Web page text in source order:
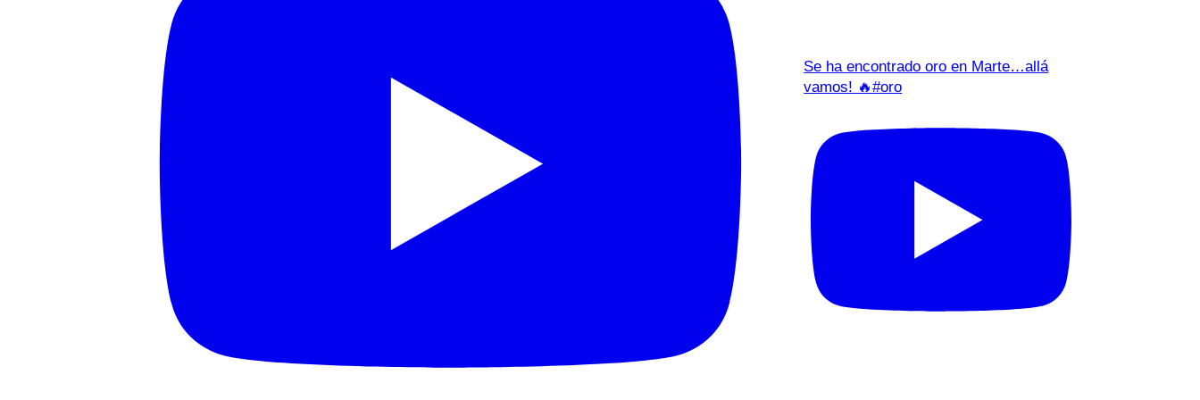
Se ha encontrado oro en Marte…allá
vamos! 🔥#oro